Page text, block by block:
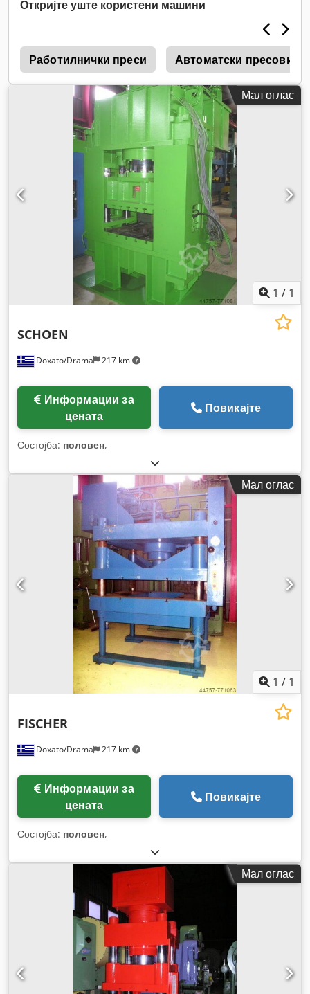
Откријте уште користени машини
Работилнички преси Автоматски пресови
Мал оглас
1 / 1
Doxato/Drama 217 km
SCHOEN
цената
Повикајте
Состојба: половен,
Мал оглас
1 / 1
Doxato/Drama 217 km
FISCHER
цената
Повикајте
Состојба: половен,
Мал оглас